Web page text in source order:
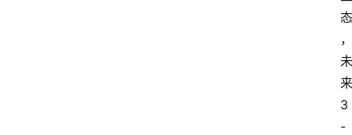
态
，
未
来
3
-